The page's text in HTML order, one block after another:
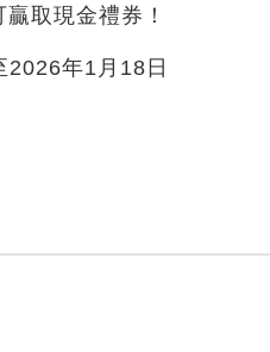
取現金禮券！
2026年1月18日